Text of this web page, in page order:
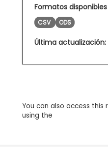
Formatos disponibles
CSV ODS
Última actualización:
You can also access this
using the